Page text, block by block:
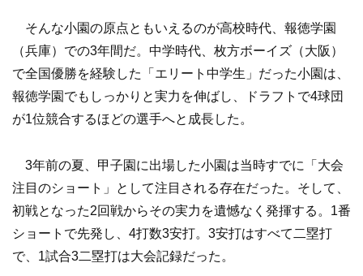
そんな小園の原点ともいえるのが高校時代、報徳学園
（兵庫）での3年間だ。中学時代、枚方ボーイズ（大阪）
で全国優勝を経験した「エリート中学生」だった小園は、
報徳学園でもしっかりと実力を伸ばし、ドラフトで4球団
が1位競合するほどの選手へと成長した。
3年前の夏、甲子園に出場した小園は当時すでに「大会
注目のショート」として注目される存在だった。そして、
初戦となった2回戦からその実力を遺憾なく発揮する。1番
ショートで先発し、4打数3安打。3安打はすべて二塁打
で、1試合3二塁打は大会記録だった。